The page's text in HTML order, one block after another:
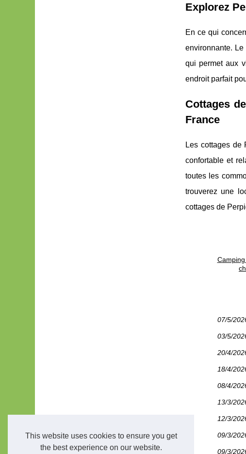
This website uses cookies to ensure you get
the best experience on our website.
Explorez
En ce qui
environnante.
qui permet aux
endroit parfait
Cottages
France
Les cottages de
confortable et
toutes les
trouverez une
cottages de
07/5/
03/5/
20/4/
18/4/
08/4/
13/3/
12/3/
09/3/
09/3/